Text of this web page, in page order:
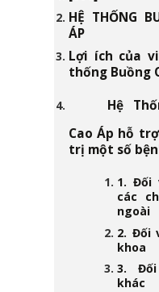
HỆ THỐNG
ÁP
Lợi ích của
thống Buồng
Hệ
Cao Áp hỗ
trị một số
1. Đối
các
ngoài
2. Đối
khoa
3.
khác